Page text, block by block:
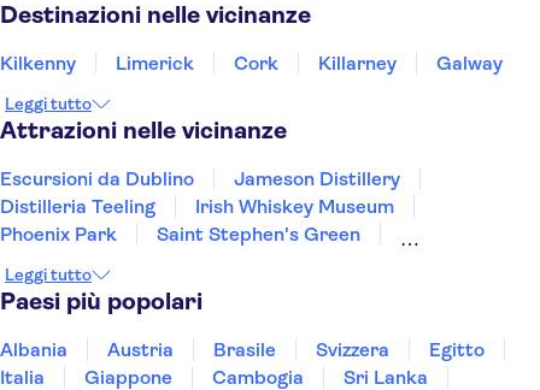
Destinazioni nelle vicinanze
Kilkenny Limerick Cork Killarney Galway
Leggi tutto
Attrazioni nelle vicinanze
Escursioni da Dublino
Jameson Distillery
Distilleria Teeling
Irish Whiskey Museum
Phoenix Park
Saint Stephen's Green
Guinness Storehouse
EPIC Irish Immigration Museum
Wicklow Mountains
Leggi tutto
Paesi più popolari
Albania Austria Brasile Svizzera
Egitto
Italia
Giappone Cambogia
Sri Lanka